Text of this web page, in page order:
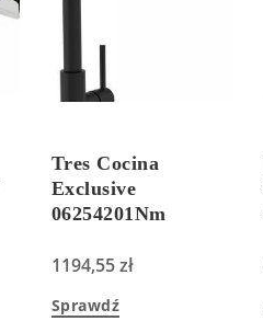
Tres Cocina
Exclusive
06254201Nm
1194,55zł
Sprawdź